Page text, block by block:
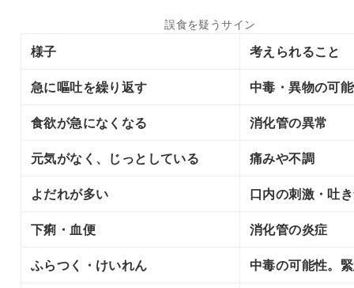
誤食を疑うサイン
様子
考えられること
急に嘔吐を繰り返す
中毒・異物の可
食欲が急になくなる
消化管の異常
元気がなく、じっとしている
痛みや不調
よだれが多い
口内の刺激・吐
下痢・血便
消化管の炎症
ふらつく・けいれん
中毒の可能性。